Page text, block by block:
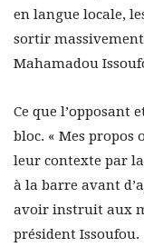
en langue locale,
sortir
Mahamadou
Ce que l’opposant
bloc. « Mes propos
leur contexte par
à la barre avant
avoir instruit aux
président Issoufou.